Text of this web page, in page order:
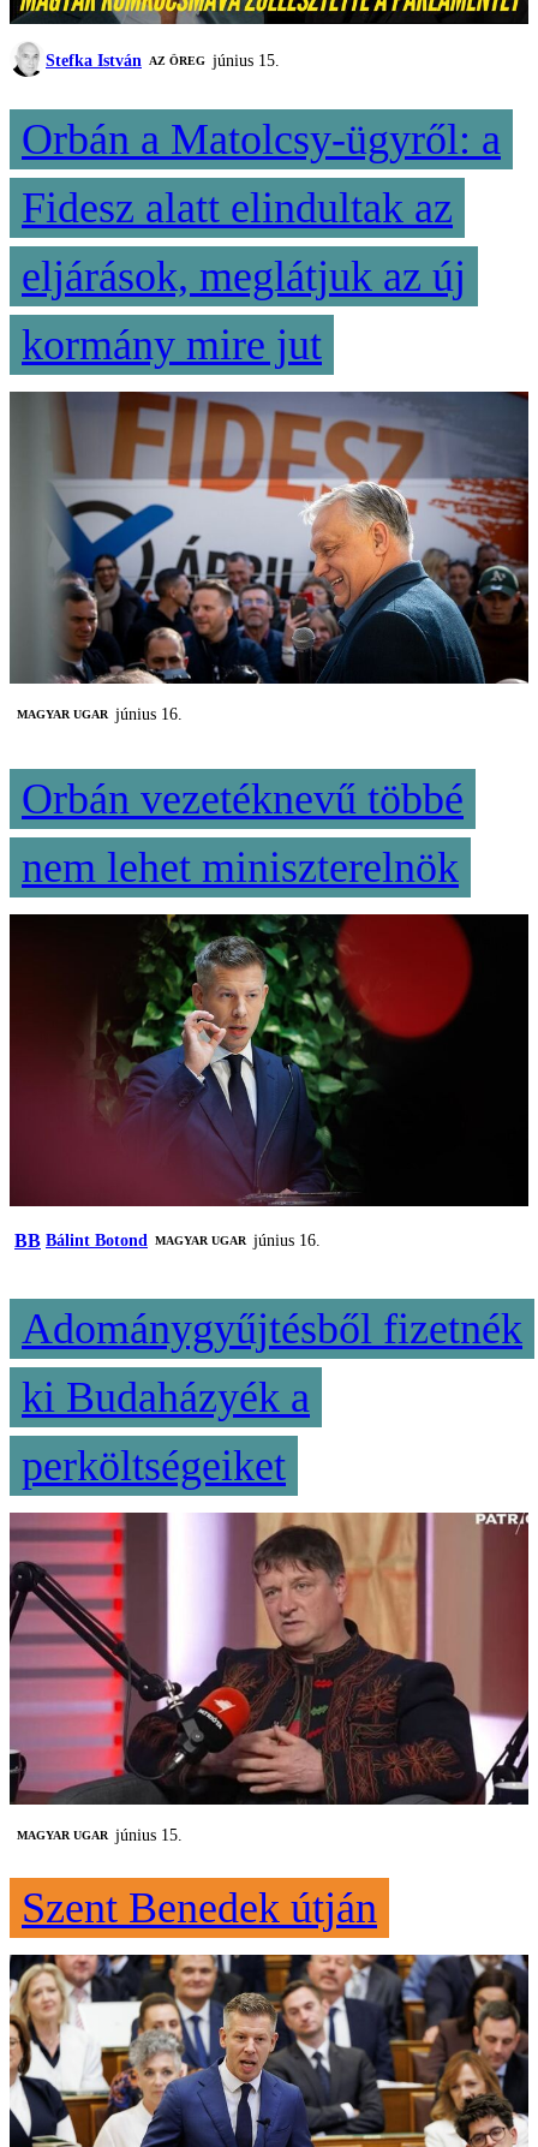
Stefka István AZ ÖREG június 15.
Orbán a Matolcsy-ügyről: a
Fidesz alatt elindultak az
eljárások, meglátjuk az új
kormány mire jut
MAGYAR UGAR június 16.
Orbán vezetéknevű többé
nem lehet miniszterelnök
BB Bálint Botond MAGYAR UGAR június 16.
Adománygyűjtésből fizetnék
ki Budaházyék a
perköltségeiket
MAGYAR UGAR június 15.
Szent Benedek útján